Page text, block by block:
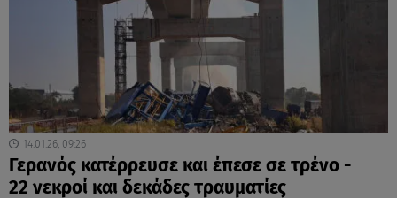
14.01.26, 09:26
Γερανός κατέρρευσε και έπεσε σε τρένο -
22 νεκροί και δεκάδες τραυματίες